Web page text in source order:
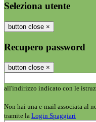
Seleziona utente
button close ×
Recupero password
button close ×
all'indirizzo indicato con le
Non hai una e-mail associata al
tramite la Login Spaggiari